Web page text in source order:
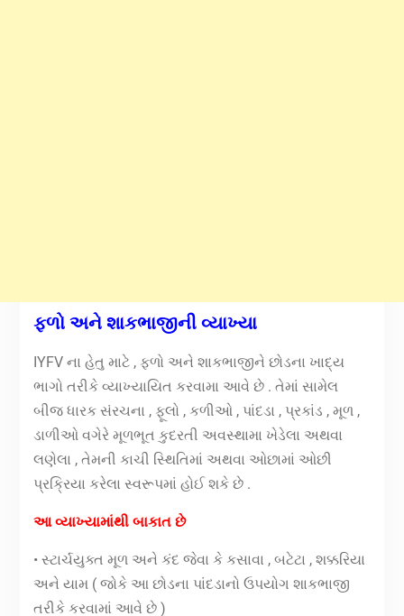
ફળો અને શાકભાજીની વ્યાખ્યા
IYFV ના હેતુ માટે , ફળો અને શાકભાજીને છોડના ખાદ્ય
ભાગો તરીકે વ્યાખ્યાયિત કરવામા આવે છે . તેમાં સામેલ
બીજ ધારક સંરચના , ફૂલો , કળીઓ , પાંદડા , પ્રકાંડ , મૂળ ,
ડાળીઓ વગેરે મૂળભૂત કુદરતી અવસ્થામા ખેડેલા અથવા
લણેલા , તેમની કાચી સ્થિતિમાં અથવા ઓછામાં ઓછી
પ્રક્રિયા કરેલા સ્વરૂપમાં હોઈ શકે છે .
આ વ્યાખ્યામાંથી બાકાત છે
• સ્ટાર્ચયુક્ત મૂળ અને કંદ જેવા કે કસાવા , બટેટા , શક્કરિયા
અને યામ ( જોકે આ છોડના પાંદડાનો ઉપયોગ શાકભાજી
તરીકે કરવામાં આવે છે )